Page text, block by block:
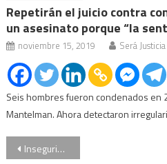
Repetirán el juicio contra
un asesinato porque “la
noviembre 15, 2019 Será Justicia
Seis hombres fueron condenados en
Mantelman. Ahora detectaron
Navegación
Inseguridad en la Ciudad: bajaron un 10% los robos y hubo un 22% más de detenidos en asaltos